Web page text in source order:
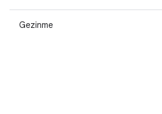
Gezinme